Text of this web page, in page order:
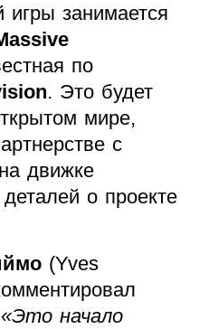
игры занимается
по
. Это будет
мире,
с
на движке
о проекте
(Yves
начало